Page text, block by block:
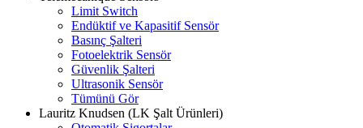
Limit Switch
Endüktif ve Kapasitif Sensör
Basınç Şalteri
Fotoelektrik Sensör
Güvenlik Şalteri
Ultrasonik Sensör
Tümünü Gör
Lauritz Knudsen (LK Şalt Ürünleri)